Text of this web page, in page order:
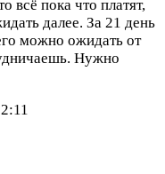
всё пока что платят,
далее. За 21 день
можно ожидать от
Нужно